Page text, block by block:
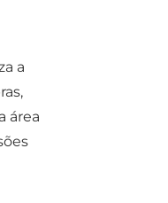
a
área